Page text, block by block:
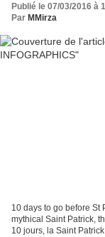
Publié le 07/03/2016 à
Par MMirza
10 days to go before St
mythical Saint Patrick,
10 jours, la Saint